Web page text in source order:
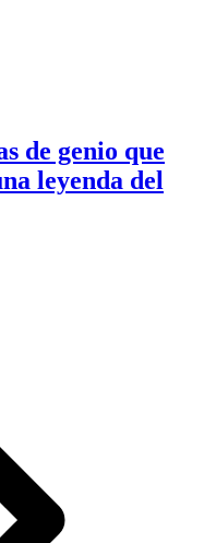
de genio que
leyenda del